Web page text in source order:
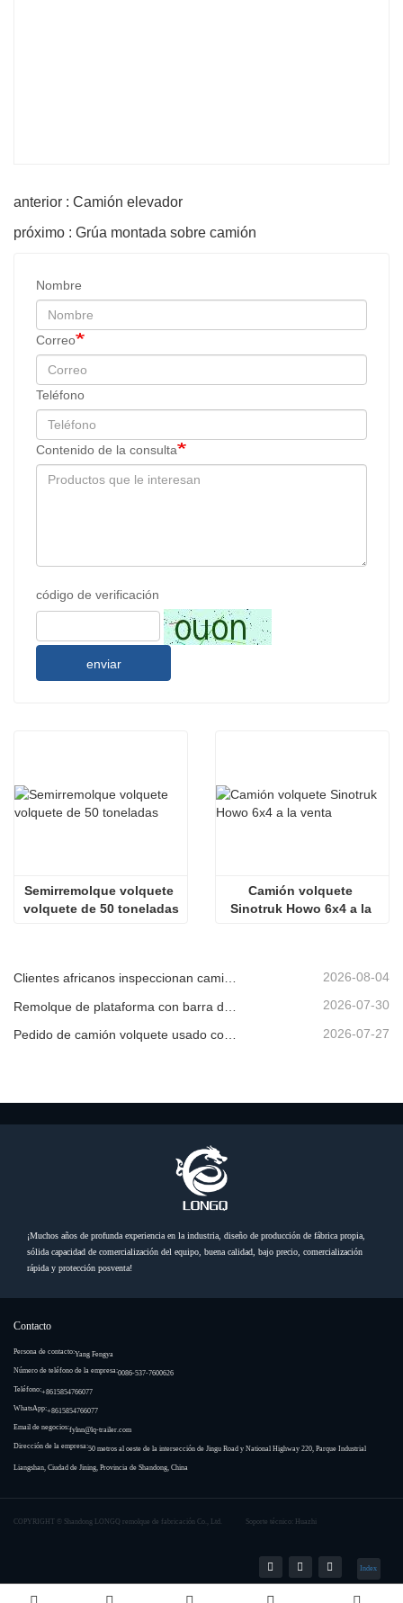
anterior : Camión elevador
próximo : Grúa montada sobre camión
Nombre
Correo
Teléfono
Contenido de la consulta
código de verificación
enviar
Semirremolque volquete
volquete de 50 toneladas
Camión volquete
Sinotruk Howo 6x4 a la
Clientes africanos inspeccionan camiones volquete usados 2026-08-04
2026-07-30
2026-07-27
Contacto
Persona de contacto:Yang Fengya
Número de teléfono de la empresa:0086-537-7600626
Teléfono:+8615854766077
WhatsApp:+8615854766077
Email de negocios:fylnn@lq-trailer.com
Dirección de la empresa:50 metros al oeste de la intersección de Jingu Road y National Highway 220, Parque Industrial
Liangshan, Ciudad de Jining, Provincia de Shandong, China
¡Muchos años de profunda experiencia en la industria, diseño de producción de fábrica propia,
sólida capacidad de comercialización del equipo, buena calidad, bajo precio, comercialización
rápida y protección posventa!
COPYRIGHT © Shandong LONGQ remolque de fabricación Co., Ltd. Soporte técnico: Huazhi
Index